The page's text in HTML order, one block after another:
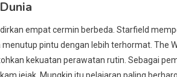
empat cermin berbeda. Starfield
pintu dengan lebih terhormat. The
kekuatan perawatan rutin. Sebagai